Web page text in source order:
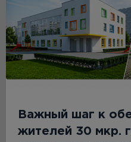
Важный шаг к
жителей 30 мкр.